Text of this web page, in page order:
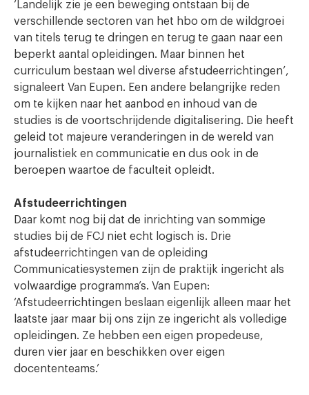
‘Landelijk zie je een beweging ontstaan bij de
verschillende sectoren van het hbo om de wildgroei
van titels terug te dringen en terug te gaan naar een
beperkt aantal opleidingen. Maar binnen het
curriculum bestaan wel diverse afstudeerrichtingen’,
signaleert Van Eupen. Een andere belangrijke reden
om te kijken naar het aanbod en inhoud van de
studies is de voortschrijdende digitalisering. Die heeft
geleid tot majeure veranderingen in de wereld van
journalistiek en communicatie en dus ook in de
beroepen waartoe de faculteit opleidt.
Afstudeerrichtingen
Daar komt nog bij dat de inrichting van sommige
studies bij de FCJ niet echt logisch is. Drie
afstudeerrichtingen van de opleiding
Communicatiesystemen zijn de praktijk ingericht als
volwaardige programma’s. Van Eupen:
‘Afstudeerrichtingen beslaan eigenlijk alleen maar het
laatste jaar maar bij ons zijn ze ingericht als volledige
opleidingen. Ze hebben een eigen propedeuse,
duren vier jaar en beschikken over eigen
docententeams.’